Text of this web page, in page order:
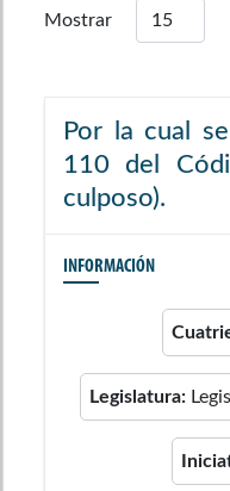
Mostrar
Por la cual
110 del
culposo).
INFORMACIÓN
Legislatura: